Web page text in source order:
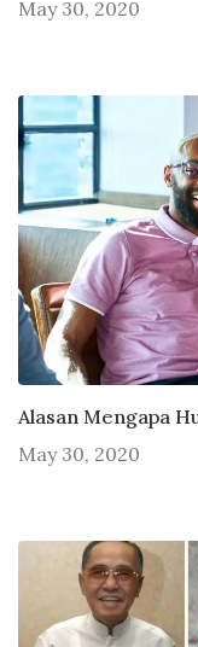
May 30, 2020
Alasan Mengapa
May 30, 2020